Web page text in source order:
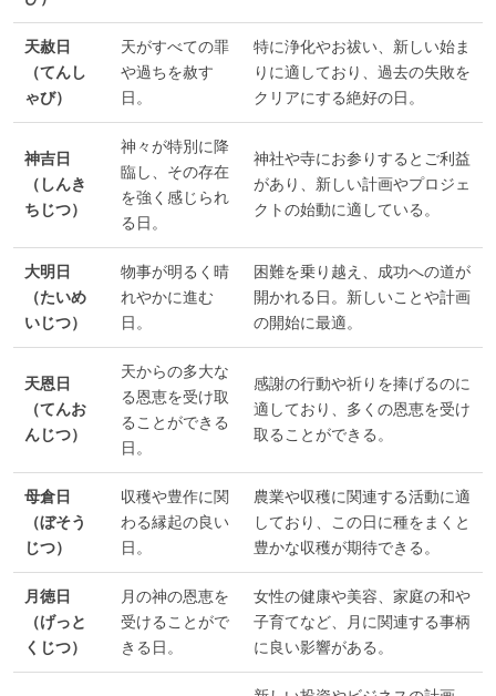
天赦日
（てんし
ゃび）
天がすべての罪
や過ちを赦す
日。
特に浄化やお祓い、新しい始ま
りに適しており、過去の失敗を
クリアにする絶好の日。
神吉日
（しんき
ちじつ）
神々が特別に降
臨し、その存在
を強く感じられ
る日。
神社や寺にお参りするとご利益
があり、新しい計画やプロジェ
クトの始動に適している。
大明日
（たいめ
いじつ）
物事が明るく晴
れやかに進む
日。
困難を乗り越え、成功への道が
開かれる日。新しいことや計画
の開始に最適。
天恩日
（てんお
んじつ）
天からの多大な
る恩恵を受け取
ることができる
日。
感謝の行動や祈りを捧げるのに
適しており、多くの恩恵を受け
取ることができる。
母倉日
（ぼそう
じつ）
収穫や豊作に関
わる縁起の良い
日。
農業や収穫に関連する活動に適
しており、この日に種をまくと
豊かな収穫が期待できる。
月徳日
（げっと
くじつ）
月の神の恩恵を
受けることがで
きる日。
女性の健康や美容、家庭の和や
子育てなど、月に関連する事柄
に良い影響がある。